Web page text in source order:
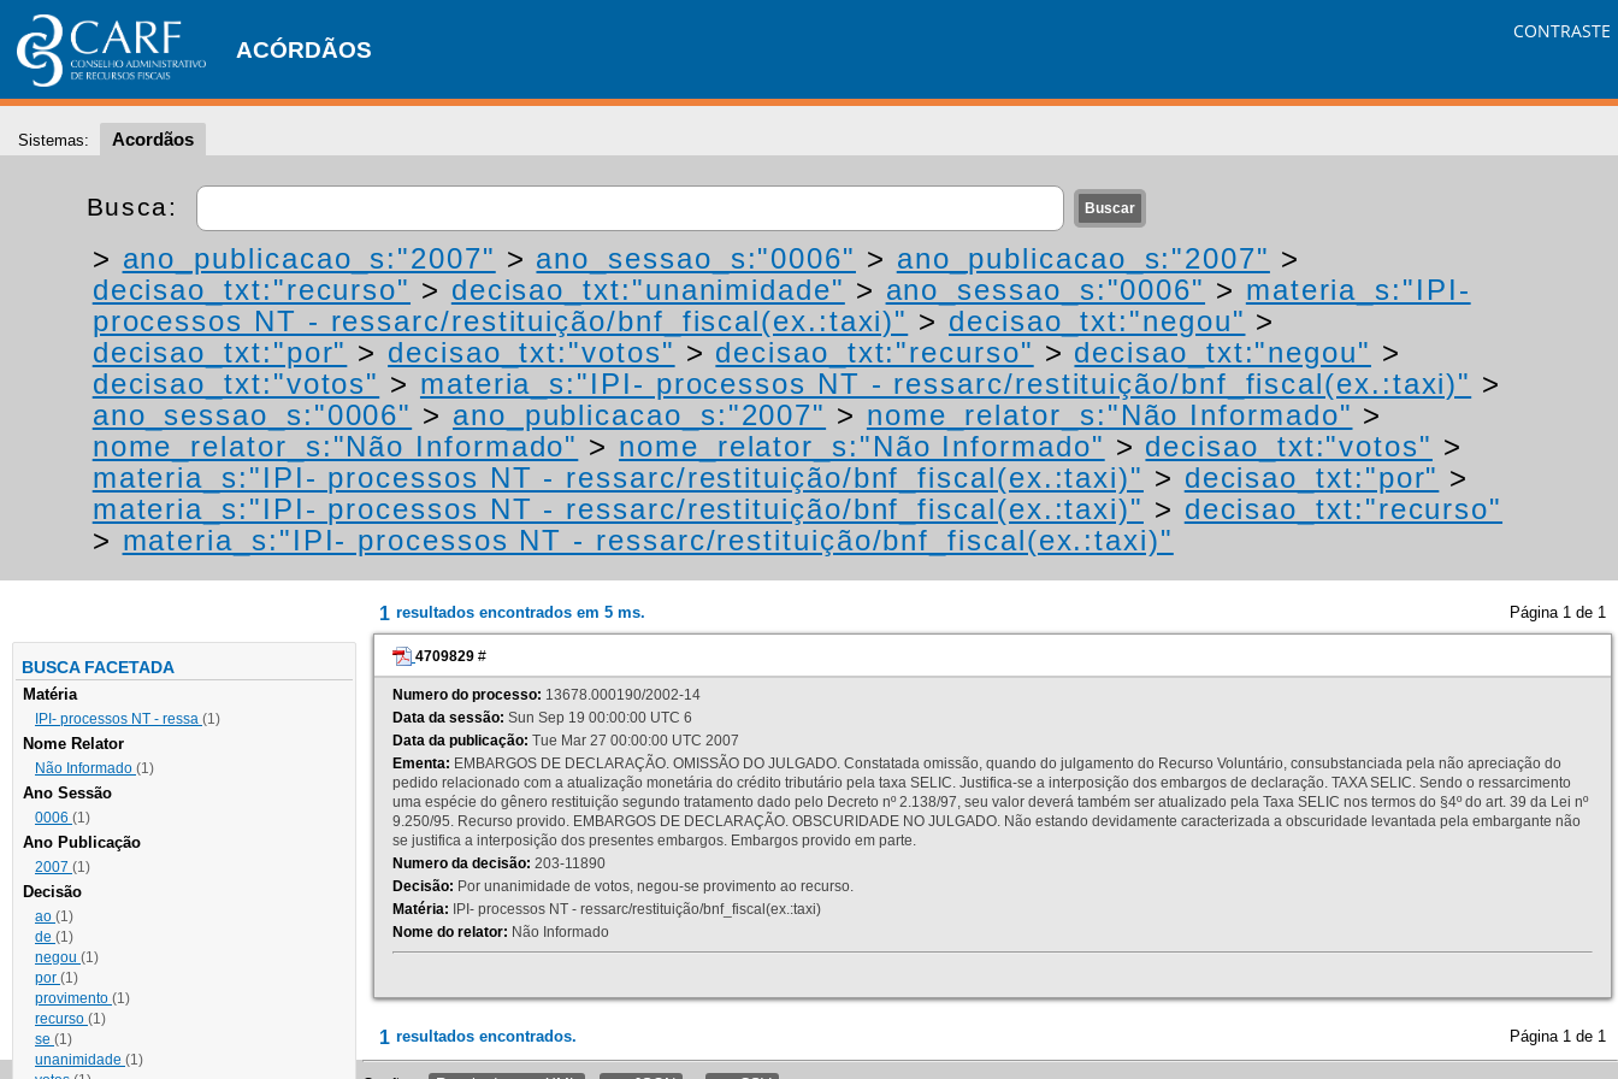
ACÓRDÃOS
CONTRASTE
Sistemas: Acordãos
Busca:
> ano_publicacao_s:"2007" > ano_sessao_s:"0006" > ano_publicacao_s:"2007" >
decisao_txt:"recurso" > decisao_txt:"unanimidade" > ano_sessao_s:"0006" > materia_s:"IPI-
processos NT - ressarc/restituição/bnf_fiscal(ex.:taxi)" > decisao_txt:"negou" >
decisao_txt:"por" > decisao_txt:"votos" > decisao_txt:"recurso" > decisao_txt:"negou" >
decisao_txt:"votos" > materia_s:"IPI- processos NT - ressarc/restituição/bnf_fiscal(ex.:taxi)" >
ano_sessao_s:"0006" > ano_publicacao_s:"2007" > nome_relator_s:"Não Informado" >
nome_relator_s:"Não Informado" > nome_relator_s:"Não Informado" > decisao_txt:"votos" >
materia_s:"IPI- processos NT - ressarc/restituição/bnf_fiscal(ex.:taxi)" > decisao_txt:"por" >
materia_s:"IPI- processos NT - ressarc/restituição/bnf_fiscal(ex.:taxi)" > decisao_txt:"recurso"
> materia_s:"IPI- processos NT - ressarc/restituição/bnf_fiscal(ex.:taxi)"
BUSCA FACETADA
Matéria
IPI- processos NT - ressa (1)
Nome Relator
Não Informado (1)
Ano Sessão
0006 (1)
Ano Publicação
2007 (1)
Decisão
ao (1)
de (1)
negou (1)
por (1)
provimento (1)
recurso (1)
se (1)
unanimidade (1)
1 resultados encontrados em 5 ms. Página 1 de 1
4709829 #
Numero do processo: 13678.000190/2002-14
Data da sessão: Sun Sep 19 00:00:00 UTC 6
Data da publicação: Tue Mar 27 00:00:00 UTC 2007
Ementa: EMBARGOS DE DECLARAÇÃO. OMISSÃO DO JULGADO. Constatada omissão, quando do julgamento do Recurso Voluntário, consubstanciada pela não apreciação do
pedido relacionado com a atualização monetária do crédito tributário pela taxa SELIC. Justifica-se a interposição dos embargos de declaração. TAXA SELIC. Sendo o ressarcimento
uma espécie do gênero restituição segundo tratamento dado pelo Decreto nº 2.138/97, seu valor deverá também ser atualizado pela Taxa SELIC nos termos do §4º do art. 39 da Lei nº
9.250/95. Recurso provido. EMBARGOS DE DECLARAÇÃO. OBSCURIDADE NO JULGADO. Não estando devidamente caracterizada a obscuridade levantada pela embargante não
se justifica a interposição dos presentes embargos. Embargos provido em parte.
Numero da decisão: 203-11890
Decisão: Por unanimidade de votos, negou-se provimento ao recurso.
Matéria: IPI- processos NT - ressarc/restituição/bnf_fiscal(ex.:taxi)
Nome do relator: Não Informado
1 resultados encontrados. Página 1 de 1